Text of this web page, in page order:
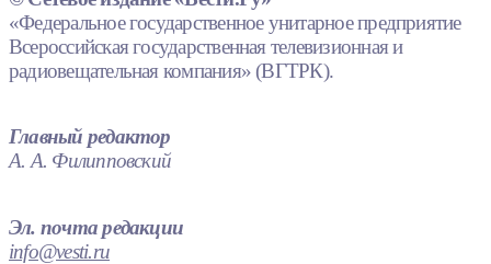
«Федеральное государственное унитарное предприятие
Всероссийская государственная телевизионная и
радиовещательная компания» (ВГТРК).
Главный редактор
А. А. Филипповский
Эл. почта редакции
info@vesti.ru